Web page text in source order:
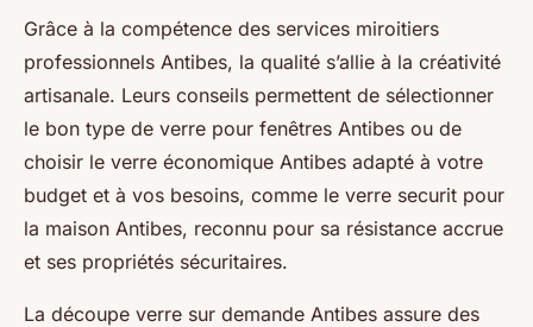
Grâce à la compétence des services miroitiers
professionnels Antibes, la qualité s’allie à la créativité
artisanale. Leurs conseils permettent de sélectionner
le bon type de verre pour fenêtres Antibes ou de
choisir le verre économique Antibes adapté à votre
budget et à vos besoins, comme le verre securit pour
la maison Antibes, reconnu pour sa résistance accrue
et ses propriétés sécuritaires.
La découpe verre sur demande Antibes assure des